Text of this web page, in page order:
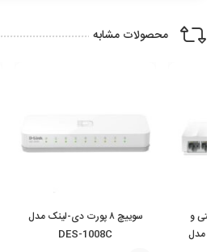
محصولات مشابه
و
مدل
سوییچ ۸ پورت دی-لینک مدل
DES-1008C